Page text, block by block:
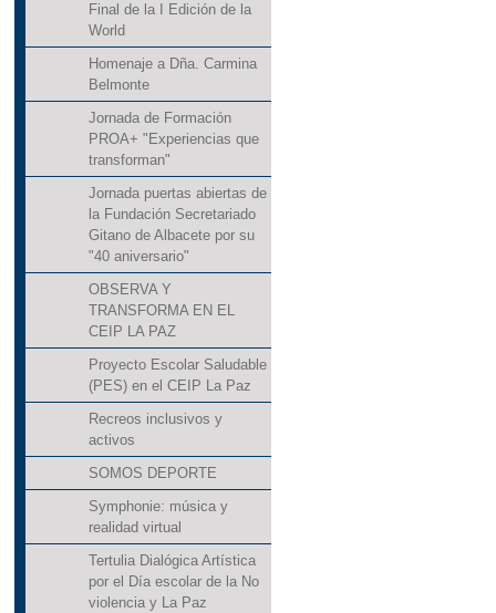
Final de la I Edición de la
World
Homenaje a Dña. Carmina
Belmonte
Jornada de Formación
PROA+ "Experiencias que
transforman"
Jornada puertas abiertas de
la Fundación Secretariado
Gitano de Albacete por su
"40 aniversario"
OBSERVA Y
TRANSFORMA EN EL
CEIP LA PAZ
Proyecto Escolar Saludable
(PES) en el CEIP La Paz
Recreos inclusivos y
activos
SOMOS DEPORTE
Symphonie: música y
realidad virtual
Tertulia Dialógica Artística
por el Día escolar de la No
violencia y La Paz